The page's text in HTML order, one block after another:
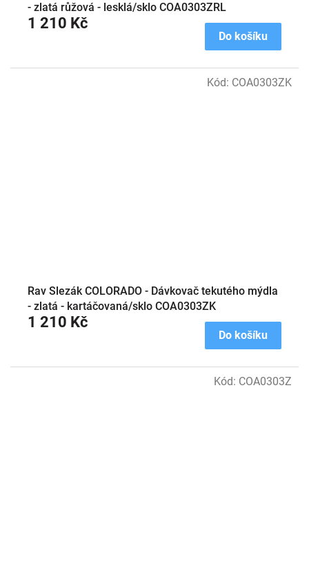
- zlatá růžová - lesklá/sklo COA0303ZRL
1 210 Kč
Do košíku
Rav Slezák COLORADO - Dávkovač tekutého mýdla
- zlatá - kartáčovaná/sklo COA0303ZK
1 210 Kč
Do košíku
Kód: COA0303ZK
Kód: COA0303Z